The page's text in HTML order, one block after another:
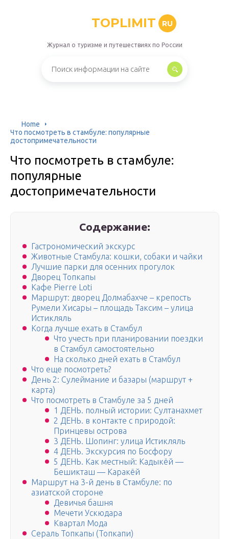
TOPLIMIT RU
Журнал о туризме и путешествиях по России
Home
Что посмотреть в стамбуле: популярные
достопримечательности
Что посмотреть в стамбуле:
популярные
достопримечательности
Содержание:
Гастрономический экскурс
Животные Стамбула: кошки, собаки и чайки
Лучшие парки для осенних прогулок
Дворец Топкапы
Кафе Pierre Loti
Маршрут: дворец Долмабахче – крепость
Румели Хисары – площадь Таксим – улица
Истикляль
Когда лучше ехать в Стамбул
Что учесть при планировании поездки
в Стамбул самостоятельно
На сколько дней ехать в Стамбул
Что еще посмотреть?
День 2: Сулеймание и базары (маршрут +
карта)
Что посмотреть в Стамбуле за 5 дней
1 ДЕНЬ. полный истории: Султанахмет
2 ДЕНЬ. в контакте с природой:
Принцевы острова
3 ДЕНЬ. Шопинг: улица Истикляль
4 ДЕНЬ. Экскурсия по Босфору
5 ДЕНЬ. Как местный: Кадыкёй —
Бешикташ — Каракёй
Маршрут на 3-й день в Стамбуле: по
азиатской стороне
Девичья башня
Мечети Ускюдара
Квартал Мода
Сераль Топкапы (Топкапи)